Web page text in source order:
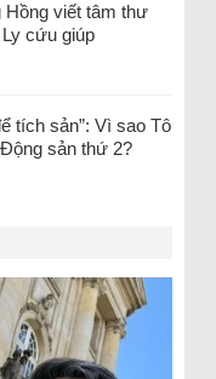
Hồng viết tâm thư
cứu giúp
tích sản”: Vì sao Tô
sản thứ 2?